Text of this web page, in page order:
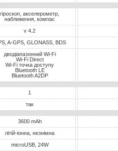
гіроскоп, акселерометр,
наближення, компас
v 4.2
A-GPS, GLONASS, BDS
дводіапазонний Wi-Fi
Wi-Fi Direct
Wi-Fi точка доступу
Bluetooth LE
Bluetooth A2DP
1
так
3600 mAh
літій-іонна, незнімна
microUSB, 24W